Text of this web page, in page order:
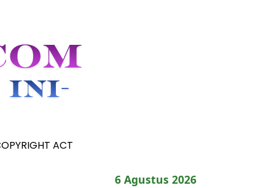
ACT
6 Agustus 2026